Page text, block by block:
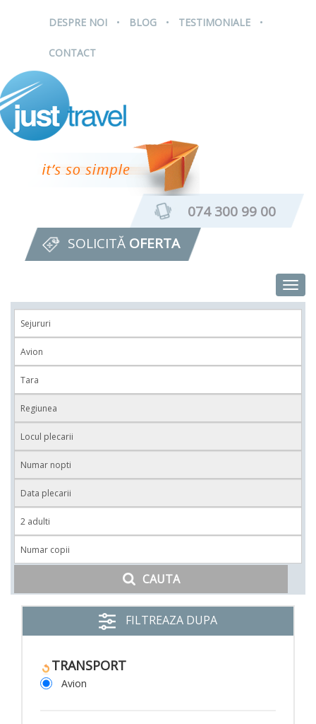
DESPRE NOI . BLOG . TESTIMONIALE .
CONTACT
074 300 99 00
SOLICITĂ OFERTA
CAUTA
FILTREAZA DUPA
TRANSPORT
Avion